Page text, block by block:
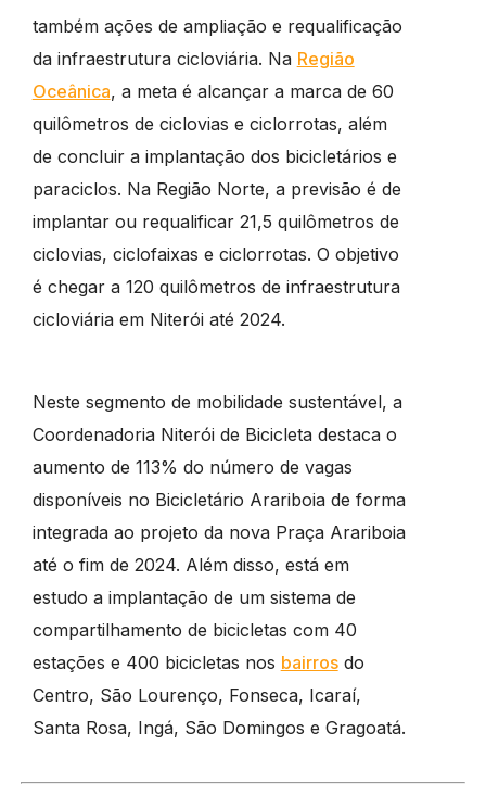
também ações de ampliação e requalificação
da infraestrutura cicloviária. Na Região
Oceânica, a meta é alcançar a marca de 60
quilômetros de ciclovias e ciclorrotas, além
de concluir a implantação dos bicicletários e
paraciclos. Na Região Norte, a previsão é de
implantar ou requalificar 21,5 quilômetros de
ciclovias, ciclofaixas e ciclorrotas. O objetivo
é chegar a 120 quilômetros de infraestrutura
cicloviária em Niterói até 2024.
Neste segmento de mobilidade sustentável, a
Coordenadoria Niterói de Bicicleta destaca o
aumento de 113% do número de vagas
disponíveis no Bicicletário Arariboia de forma
integrada ao projeto da nova Praça Arariboia
até o fim de 2024. Além disso, está em
estudo a implantação de um sistema de
compartilhamento de bicicletas com 40
estações e 400 bicicletas nos bairrosdo
Centro, São Lourenço, Fonseca, Icaraí,
Santa Rosa, Ingá, São Domingos e Gragoatá.